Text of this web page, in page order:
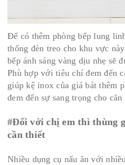
Để có thêm phòng bếp lung
thống đèn treo cho khu vực
bếp ánh sáng vàng dịu nhẹ sẽ
Phù hợp với tiêu chí đem đến
giúp kệ inox của giá bát thêm
đem đến sự sang trọng cho căn
#Đối với chị em thì thùng
cần thiết
Nhiều dụng cụ nấu ăn với